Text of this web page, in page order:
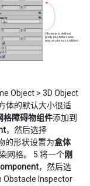
Object > 3D Object
体的默认大小很适
格障碍物组件添加到
，然后选择
的形状设置为盒体
网格。 5.将一个刚
，然后选
Obstacle Inspector